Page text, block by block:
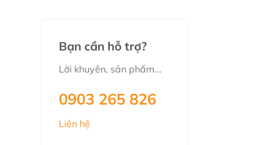
Bạn cần hỗ trợ?
Lời khuyên, sản phẩm...
0903 265 826
Liên hệ